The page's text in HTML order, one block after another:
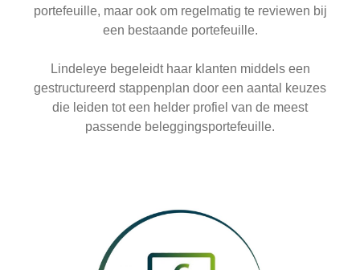
portefeuille, maar ook om regelmatig te reviewen bij
een bestaande portefeuille.
Lindeleye begeleidt haar klanten middels een
gestructureerd stappenplan door een aantal keuzes
die leiden tot een helder profiel van de meest
passende beleggingsportefeuille.